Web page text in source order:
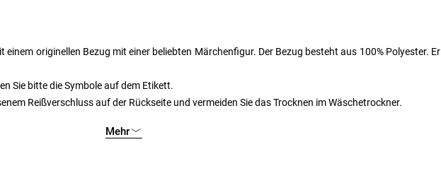
einem originellen Bezug mit einer beliebten Märchenfigur. Der Bezug besteht aus 100% Polyester. Er
Sie bitte die Symbole auf dem Etikett.
Reißverschluss auf der Rückseite und vermeiden Sie das Trocknen im Wäschetrockner.
Mehr